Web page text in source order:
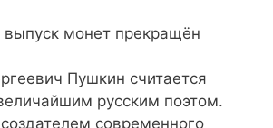
выпуск монет прекращён
Пушкин считается
русским поэтом.
современного